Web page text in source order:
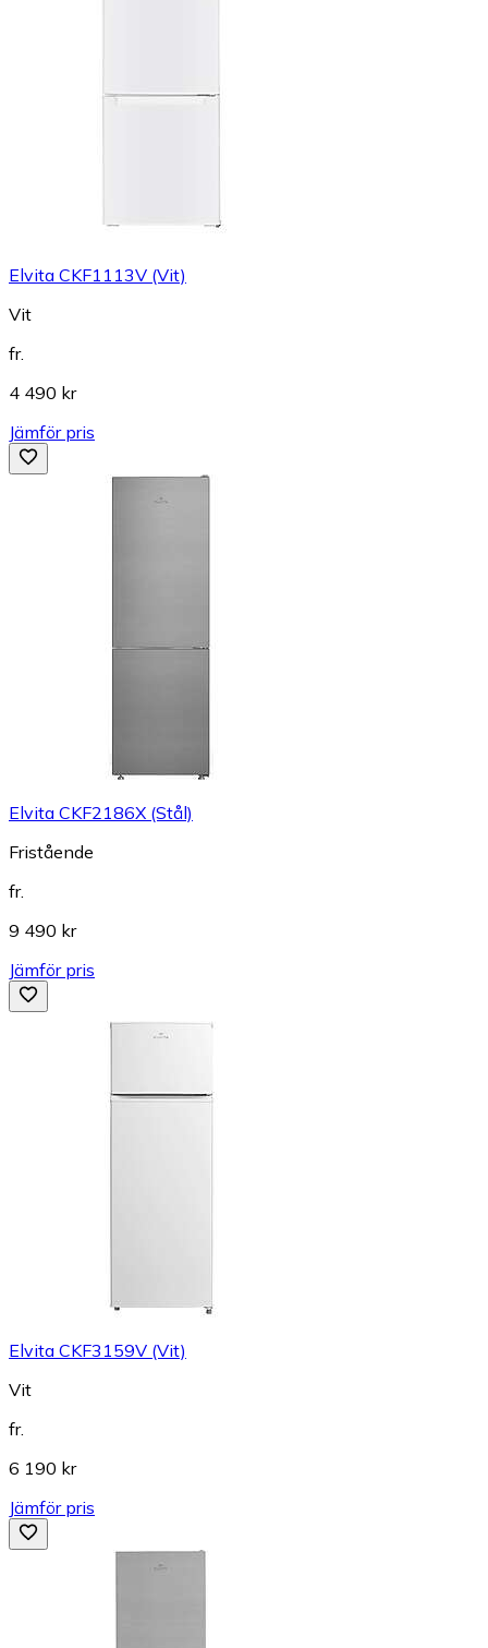
Elvita CKF1113V (Vit)
Vit
fr.
4 490 kr
Jämför pris
Elvita CKF2186X (Stål)
Fristående
fr.
9 490 kr
Jämför pris
Elvita CKF3159V (Vit)
Vit
fr.
6 190 kr
Jämför pris